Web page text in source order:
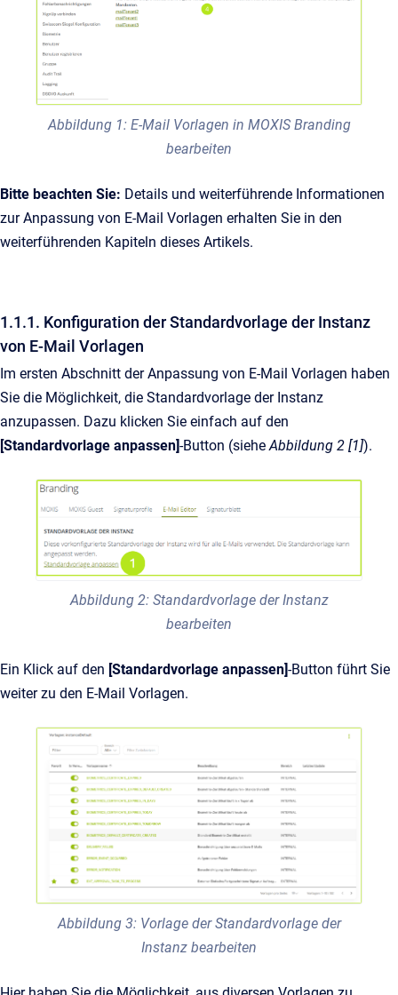
Abbildung 1: E-Mail Vorlagen in MOXIS Branding
bearbeiten
Bitte beachten Sie: Details und weiterführende Informationen
zur Anpassung von E-Mail Vorlagen erhalten Sie in den
weiterführenden Kapiteln dieses Artikels.
1.1.1. Konfiguration der Standardvorlage der Instanz
von E-Mail Vorlagen
Im ersten Abschnitt der Anpassung von E-Mail Vorlagen haben
Sie die Möglichkeit, die Standardvorlage der Instanz
anzupassen. Dazu klicken Sie einfach auf den
[Standardvorlage anpassen]-Button (siehe Abbildung 2 [1]).
Abbildung 2: Standardvorlage der Instanz
bearbeiten
Ein Klick auf den [Standardvorlage anpassen]-Button führt Sie
weiter zu den E-Mail Vorlagen.
Abbildung 3: Vorlage der Standardvorlage der
Instanz bearbeiten